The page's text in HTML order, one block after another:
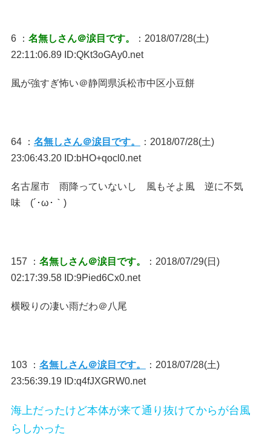
6 ： 名無しさん＠涙目です。
：2018/07/28(土)
22:11:06.89 ID:QKt3oGAy0.net
風が強すぎ怖い＠静岡県浜松市中区小豆餅
64 ： 名無しさん＠涙目です。
：2018/07/28(土)
23:06:43.20 ID:bHO+qocl0.net
名古屋市 雨降っていないし 風もそよ風 逆に不気
味 (´･ω･｀)
157 ： 名無しさん＠涙目です。
：2018/07/29(日)
02:17:39.58 ID:9Pied6Cx0.net
横殴りの凄い雨だわ＠八尾
103 ： 名無しさん＠涙目です。
：2018/07/28(土)
23:56:39.19 ID:q4fJXGRW0.net
海上だったけど本体が来て通り抜けてからが台風
らしかった